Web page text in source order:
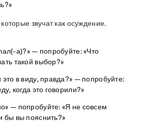
звучат как осуждение.
а)?» — попробуйте: «Что
такой выбор?»
в виду, правда?» — попробуйте:
когда это говорили?»
— попробуйте: «Я не совсем
бы вы пояснить?»